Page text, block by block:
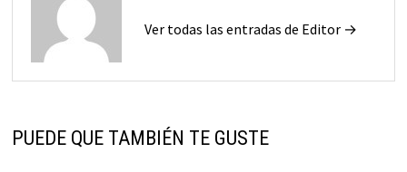
Ver todas las entradas de Editor →
PUEDE QUE TAMBIÉN TE GUSTE